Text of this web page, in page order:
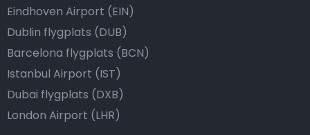
Eindhoven Airport (EIN)
Dublin flygplats (DUB)
Barcelona flygplats (BCN)
Istanbul Airport (IST)
Dubai flygplats (DXB)
London Airport (LHR)